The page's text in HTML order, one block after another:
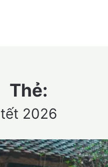
Thẻ:
tết 2026